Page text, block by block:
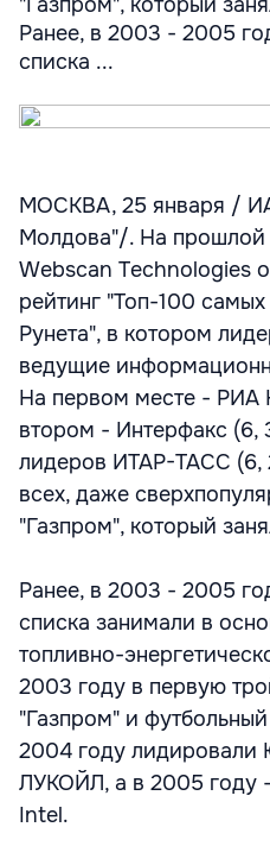
Ранее, в 2003 - 2005
списка ...
МОСКВА, 25 января /
Молдова"/. На прошлой
Webscan Technologies
рейтинг "Топ-100
Рунета", в котором
ведущие
На первом месте - РИА
втором - Интерфакс (6,
лидеров ИТАР-ТАСС (6,
всех, даже
"Газпром", который
Ранее, в 2003 - 2005
списка занимали в
топливно-
2003 году в первую
"Газпром" и
2004 году
ЛУКОЙЛ, а в 2005 году
Intel.